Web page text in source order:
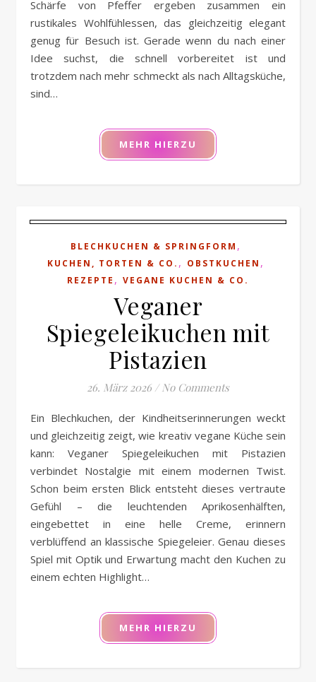
Schärfe von Pfeffer ergeben zusammen ein
rustikales Wohlfühlessen, das gleichzeitig elegant
genug für Besuch ist. Gerade wenn du nach einer
Idee suchst, die schnell vorbereitet ist und
trotzdem nach mehr schmeckt als nach Alltagsküche,
sind…
MEHR HIERZU
BLECHKUCHEN & SPRINGFORM ,
KUCHEN, TORTEN & CO. , OBSTKUCHEN ,
REZEPTE , VEGANE KUCHEN & CO.
Veganer
Spiegeleikuchen mit
Pistazien
26. März 2026 / No Comments
Ein Blechkuchen, der Kindheitserinnerungen weckt
und gleichzeitig zeigt, wie kreativ vegane Küche sein
kann: Veganer Spiegeleikuchen mit Pistazien
verbindet Nostalgie mit einem modernen Twist.
Schon beim ersten Blick entsteht dieses vertraute
Gefühl – die leuchtenden Aprikosenhälften,
eingebettet in eine helle Creme, erinnern
verblüffend an klassische Spiegeleier. Genau dieses
Spiel mit Optik und Erwartung macht den Kuchen zu
einem echten Highlight…
MEHR HIERZU